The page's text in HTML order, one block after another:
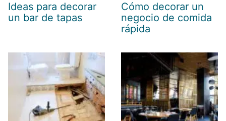
Ideas para decorar
un bar de tapas
Cómo decorar un
negocio de comida
rápida